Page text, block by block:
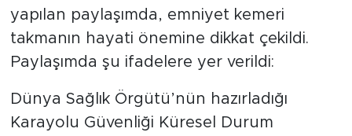
yapılan paylaşımda, emniyet kemeri
takmanın hayati önemine dikkat çekildi.
Paylaşımda şu ifadelere yer verildi:
Dünya Sağlık Örgütü’nün hazırladığı
Karayolu Güvenliği Küresel Durum